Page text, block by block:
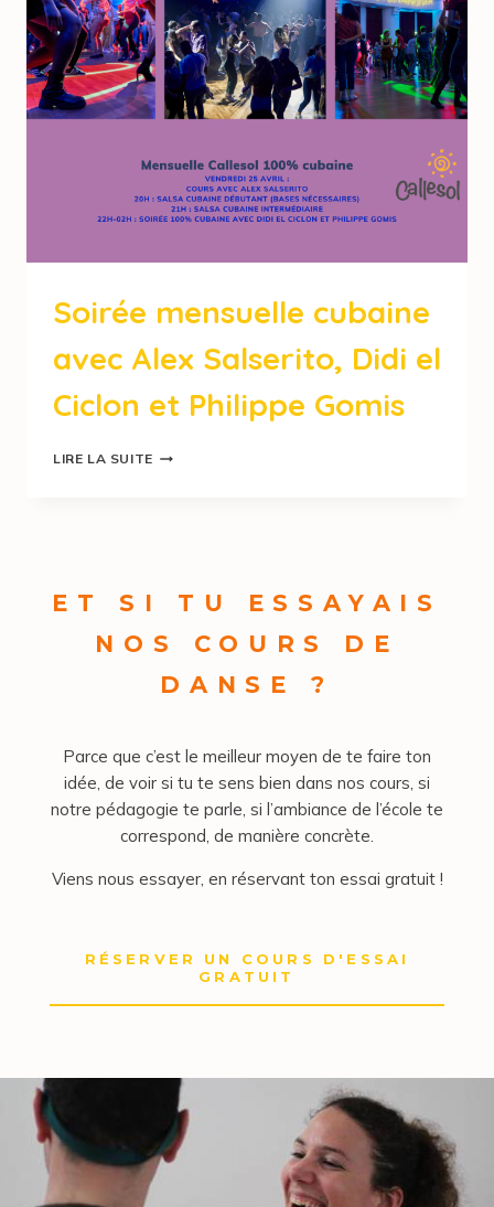
Soirée mensuelle cubaine
avec Alex Salserito, Didi el
Ciclon et Philippe Gomis
LIRE LA SUITE
ET SI TU ESSAYAIS
NOS COURS DE
DANSE ?
Parce que c’est le meilleur moyen de te faire ton
idée, de voir si tu te sens bien dans nos cours, si
notre pédagogie te parle, si l’ambiance de l’école te
correspond, de manière concrète.
Viens nous essayer, en réservant ton essai gratuit !
RÉSERVER UN COURS D'ESSAI
GRATUIT